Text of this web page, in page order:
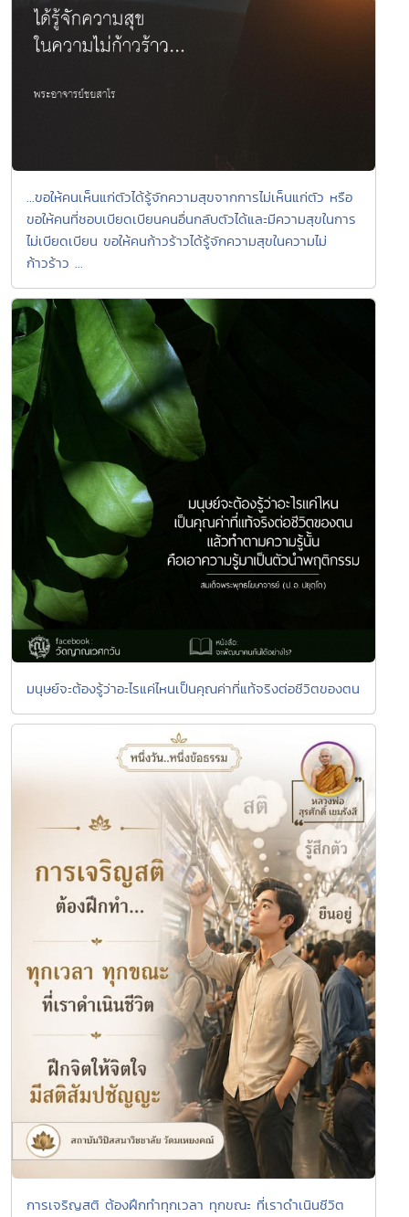
...ขอให้คนเห็นแก่ตัวได้รู้จักความสุขจากการไม่เห็นแก่ตัว หรือ
ขอให้คนที่ชอบเบียดเบียนคนอื่นกลับตัวได้และมีความสุขในการ
ไม่เบียดเบียน ขอให้คนก้าวร้าวได้รู้จักความสุขในความไม่
ก้าวร้าว ...
มนุษย์จะต้องรู้ว่าอะไรแค่ไหนเป็นคุณค่าที่แท้จริงต่อชีวิตของตน
การเจริญสติ ต้องฝึกทำทุกเวลา ทุกขณะ ที่เราดำเนินชีวิต